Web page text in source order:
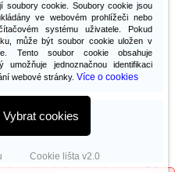
soubory cookie. Soubory cookie jsou
ve webovém prohlížeči nebo
systému uživatele. Pokud
může být soubor cookie uložen v
Tento soubor cookie obsahuje
umožňuje jednoznačnou identifikaci
webové stránky.Více o cookies
Vybrat cookies
Cookie lišta v2.0